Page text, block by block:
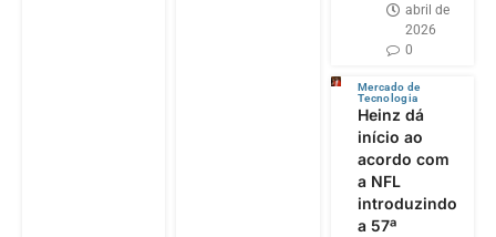
abril de
2026
0
Mercado de
Tecnologia
Heinz dá
início ao
acordo com
a NFL
introduzindo
a 57ª